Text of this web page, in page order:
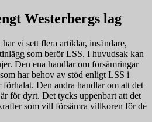
Westerbergs lag
vi sett flera artiklar, insändare,
som berör LSS. I huvudsak kan
Den ena handlar om försämringar
har behov av stöd enligt LSS i
Den andra handlar om att det
för dyrt. Det tycks uppenbart att det
som vill försämra villkoren för de